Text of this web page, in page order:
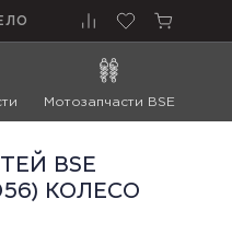
Мотозапчасти BSE
BSE
КОЛЕСО